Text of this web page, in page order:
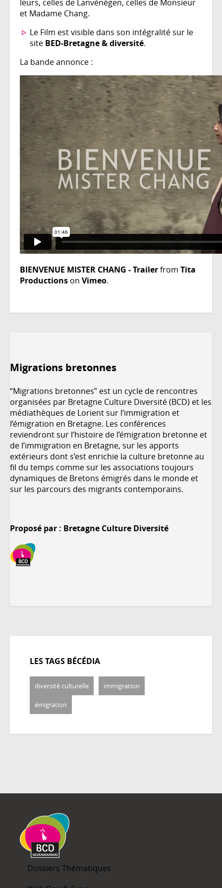
leurs, celles de Lanvénégen, celles de Monsieur
et Madame Chang.
Le Film est visible dans son intégralité sur le
site BED-Bretagne & diversité.
La bande annonce :
BIENVENUE MISTER CHANG - Trailerfrom Tita
Productions on Vimeo.
Migrations bretonnes
“Migrations bretonnes” est un cycle de rencontres
organisées par Bretagne Culture Diversité (BCD) et les
médiathèques de Lorient sur l’immigration et
l’émigration en Bretagne. Les conférences
reviendront sur l’histoire de l’émigration bretonne et
de l’immigration en Bretagne, sur les apports
extérieurs dont s’est enrichie la culture bretonne au
fil du temps comme sur les associations toujours
dynamiques de Bretons émigrés dans le monde et
sur les parcours des migrants contemporains.
Proposé par : Bretagne Culture Diversité
LES TAGS BÉCÉDIA
diversité culturelle immigration
émigration
Dossiers Thématiques